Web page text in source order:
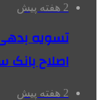
2 هفته پیش
اصلاح بانک
2 هفته پیش